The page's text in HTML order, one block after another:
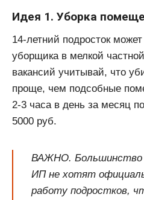
Идея 1. Уборка
14-летний подросток
уборщика в мелкой
вакансий учитывай, что
проще, чем подсобные
2-3 часа в день за месяц
5000 руб.
ВАЖНО. Большинство
ИП не хотят
работу подростков,